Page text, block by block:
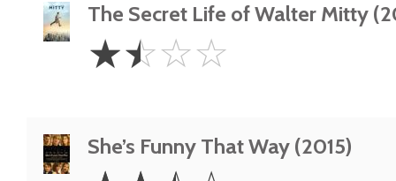
The Secret Life of Walter Mitty
1.5
Stars
☆☆☆☆
She’s Funny That Way (2015)
2.5